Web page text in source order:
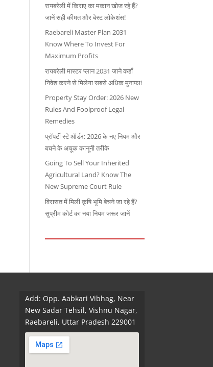
रायबरेली में किराए का मकान खोज रहे हैं?
जानें सही कीमत और बेस्ट लोकेशंस!
Raebareli Master Plan 2031
Know Where To Invest For
Maximum Profits
रायबरेली मास्टर प्लान 2031 जाने कहाँ
निवेश करने से मिलेगा सबसे अधिक मुनाफा!
Property Stay Order: 2026 New
Rules And Foolproof Legal
Remedies
प्रॉपर्टी स्टे ऑर्डर: 2026 के नए नियम और
बचने के अचूक कानूनी तरीके
Going To Sell Your Inherited
Agricultural Land? Know The
New Supreme Court Rule
विरासत में मिली कृषि भूमि बेचने जा रहे हैं?
सुप्रीम कोर्ट का नया नियम जरूर जानें
Add: Opp. Aabkari Vibhag, Near
New Sadar Tehsil, Vishnu Nagar,
Raebareli, Uttar Pradesh 229001